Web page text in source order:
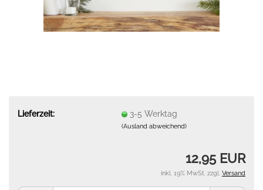
Lieferzeit: 3-5 Werktag
(Ausland abweichend)
12,95 EUR
inkl. 19% MwSt. zzgl. Versand